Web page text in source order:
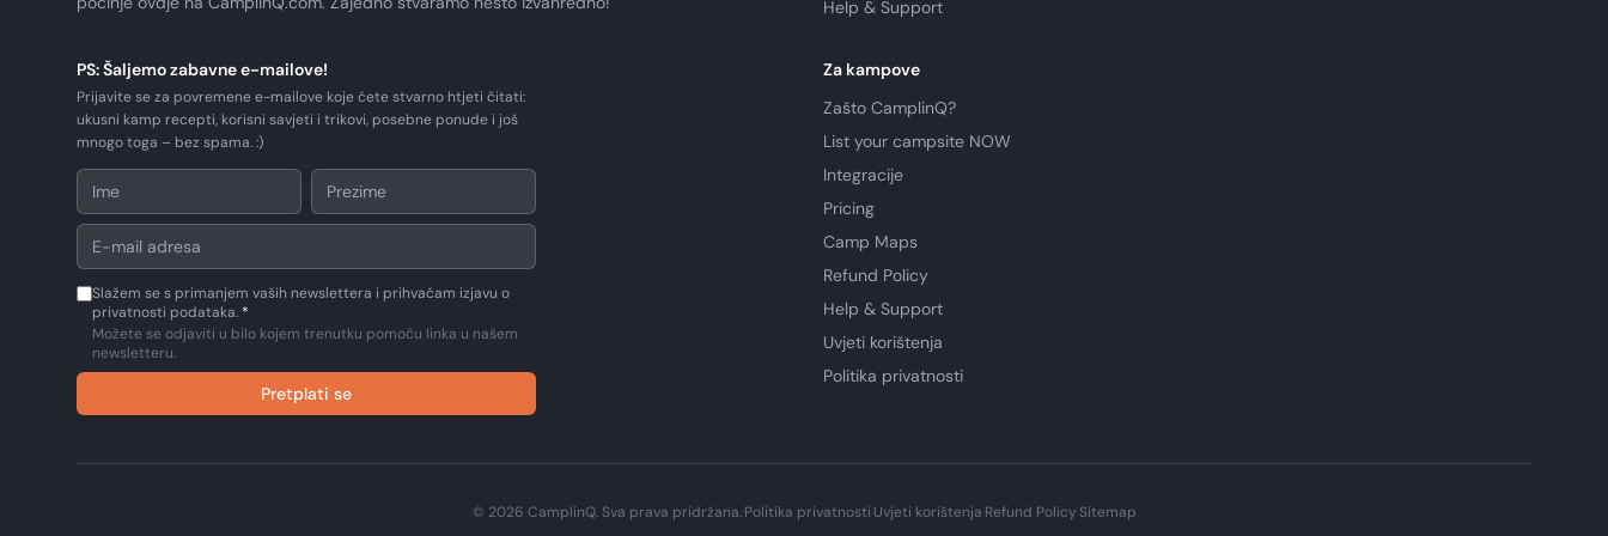
Help & Support
PS: Šaljemo zabavne e-mailove!
Prijavite se za povremene e-mailove koje ćete stvarno htjeti čitati:
ukusni kamp recepti, korisni savjeti i trikovi, posebne ponude i još
mnogo toga – bez spama. :)
Slažem se s primanjem vaših newslettera i prihvaćam izjavu o
privatnosti podataka. *
Možete se odjaviti u bilo kojem trenutku pomoću linka u našem
newsletteru.
Pretplati se
Za kampove
Zašto CamplinQ?
List your campsite NOW
Integracije
Pricing
Camp Maps
Refund Policy
Help & Support
Uvjeti korištenja
Politika privatnosti
© 2026 CamplinQ. Sva prava pridržana.·Politika privatnosti Uvjeti korištenja Refund Policy Sitemap